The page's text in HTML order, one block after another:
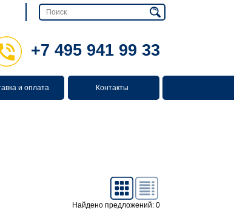
+7 495 941 99 33
и оплата Контакты
Найдено предложений: 0